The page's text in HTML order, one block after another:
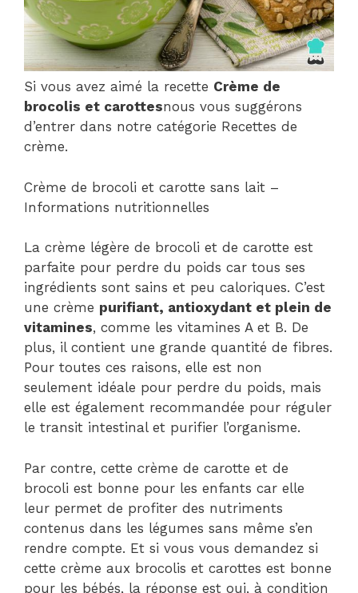
Si vous avez aimé la recette Crème de
brocolis et carottesnous vous suggérons
d’entrer dans notre catégorie Recettes de
crème.
Crème de brocoli et carotte sans lait –
Informations nutritionnelles
La crème légère de brocoli et de carotte est
parfaite pour perdre du poids car tous ses
ingrédients sont sains et peu caloriques. C’est
une crème purifiant, antioxydant et plein de
vitamines, comme les vitamines A et B. De
plus, il contient une grande quantité de fibres.
Pour toutes ces raisons, elle est non
seulement idéale pour perdre du poids, mais
elle est également recommandée pour réguler
le transit intestinal et purifier l’organisme.
Par contre, cette crème de carotte et de
brocoli est bonne pour les enfants car elle
leur permet de profiter des nutriments
contenus dans les légumes sans même s’en
rendre compte. Et si vous vous demandez si
cette crème aux brocolis et carottes est bonne
pour les bébés, la réponse est oui, à condition